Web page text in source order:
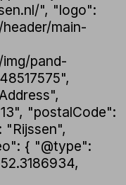
", "logo":
main-
pand-
"postalCode":
{ "@type":